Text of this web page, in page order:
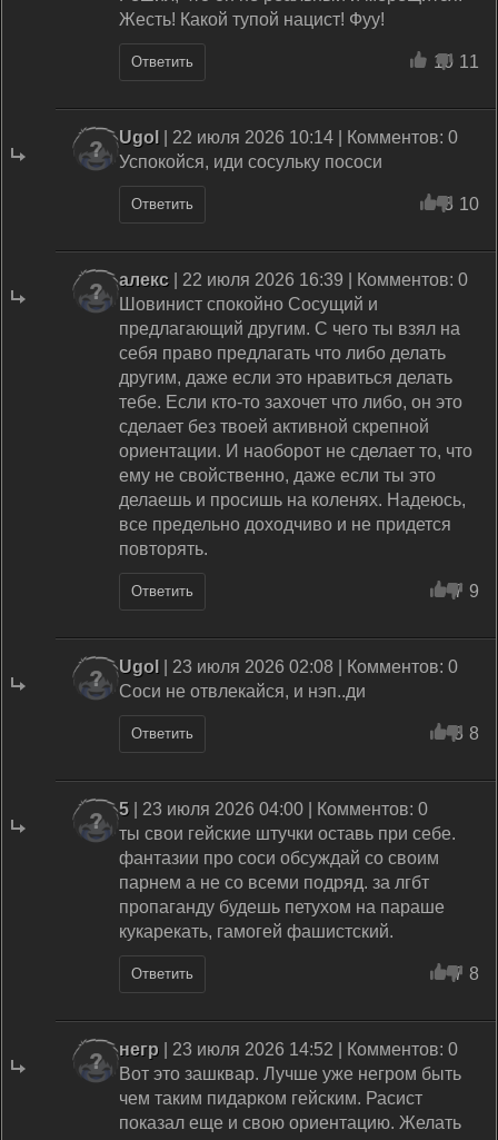
Жесть! Какой тупой нацист! Фуу!
Ответить 10 11
Ugol | 22 июля 2026 10:14 | Комментов: 0
Успокойся, иди сосульку пососи
Ответить 3 10
алекс | 22 июля 2026 16:39 | Комментов: 0
Шовинист спокойно Сосущий и
предлагающий другим. С чего ты взял на
себя право предлагать что либо делать
другим, даже если это нравиться делать
тебе. Если кто-то захочет что либо, он это
сделает без твоей активной скрепной
ориентации. И наоборот не сделает то, что
ему не свойственно, даже если ты это
делаешь и просишь на коленях. Надеюсь,
все предельно доходчиво и не придется
повторять.
Ответить 7 9
Ugol | 23 июля 2026 02:08 | Комментов: 0
Соси не отвлекайся, и нэп..ди
Ответить 3 8
5 | 23 июля 2026 04:00 | Комментов: 0
ты свои гейские штучки оставь при себе.
фантазии про соси обсуждай со своим
парнем а не со всеми подряд. за лгбт
пропаганду будешь петухом на параше
кукарекать, гамогей фашистский.
Ответить 7 8
негр | 23 июля 2026 14:52 | Комментов: 0
Вот это зашквар. Лучше уже негром быть
чем таким пидарком гейским. Расист
показал еще и свою ориентацию. Желать